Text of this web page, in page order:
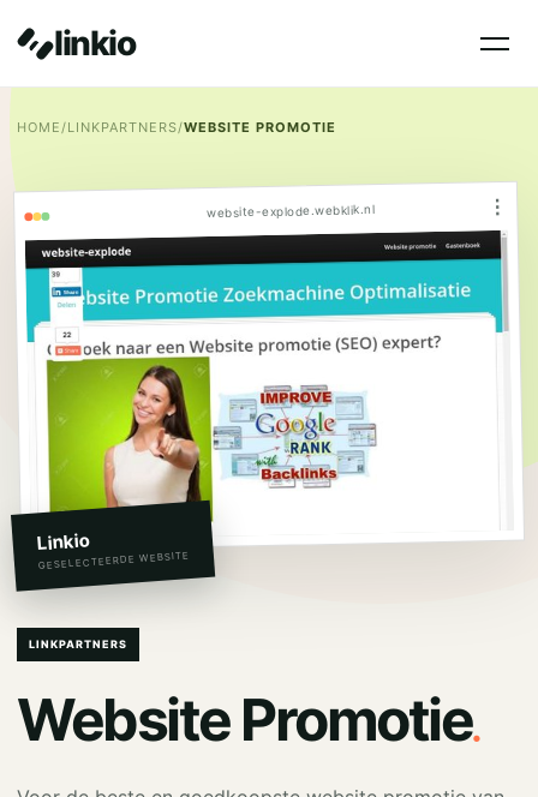
linkio
HOME/LINKPARTNERS/WEBSITE PROMOTIE
website-explode.webklik.nl ⋮
Linkio
GESELECTEERDE WEBSITE
LINKPARTNERS
Website Promotie.